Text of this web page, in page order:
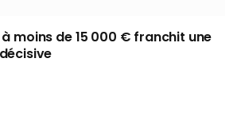
moins de 15 000 € franchit une